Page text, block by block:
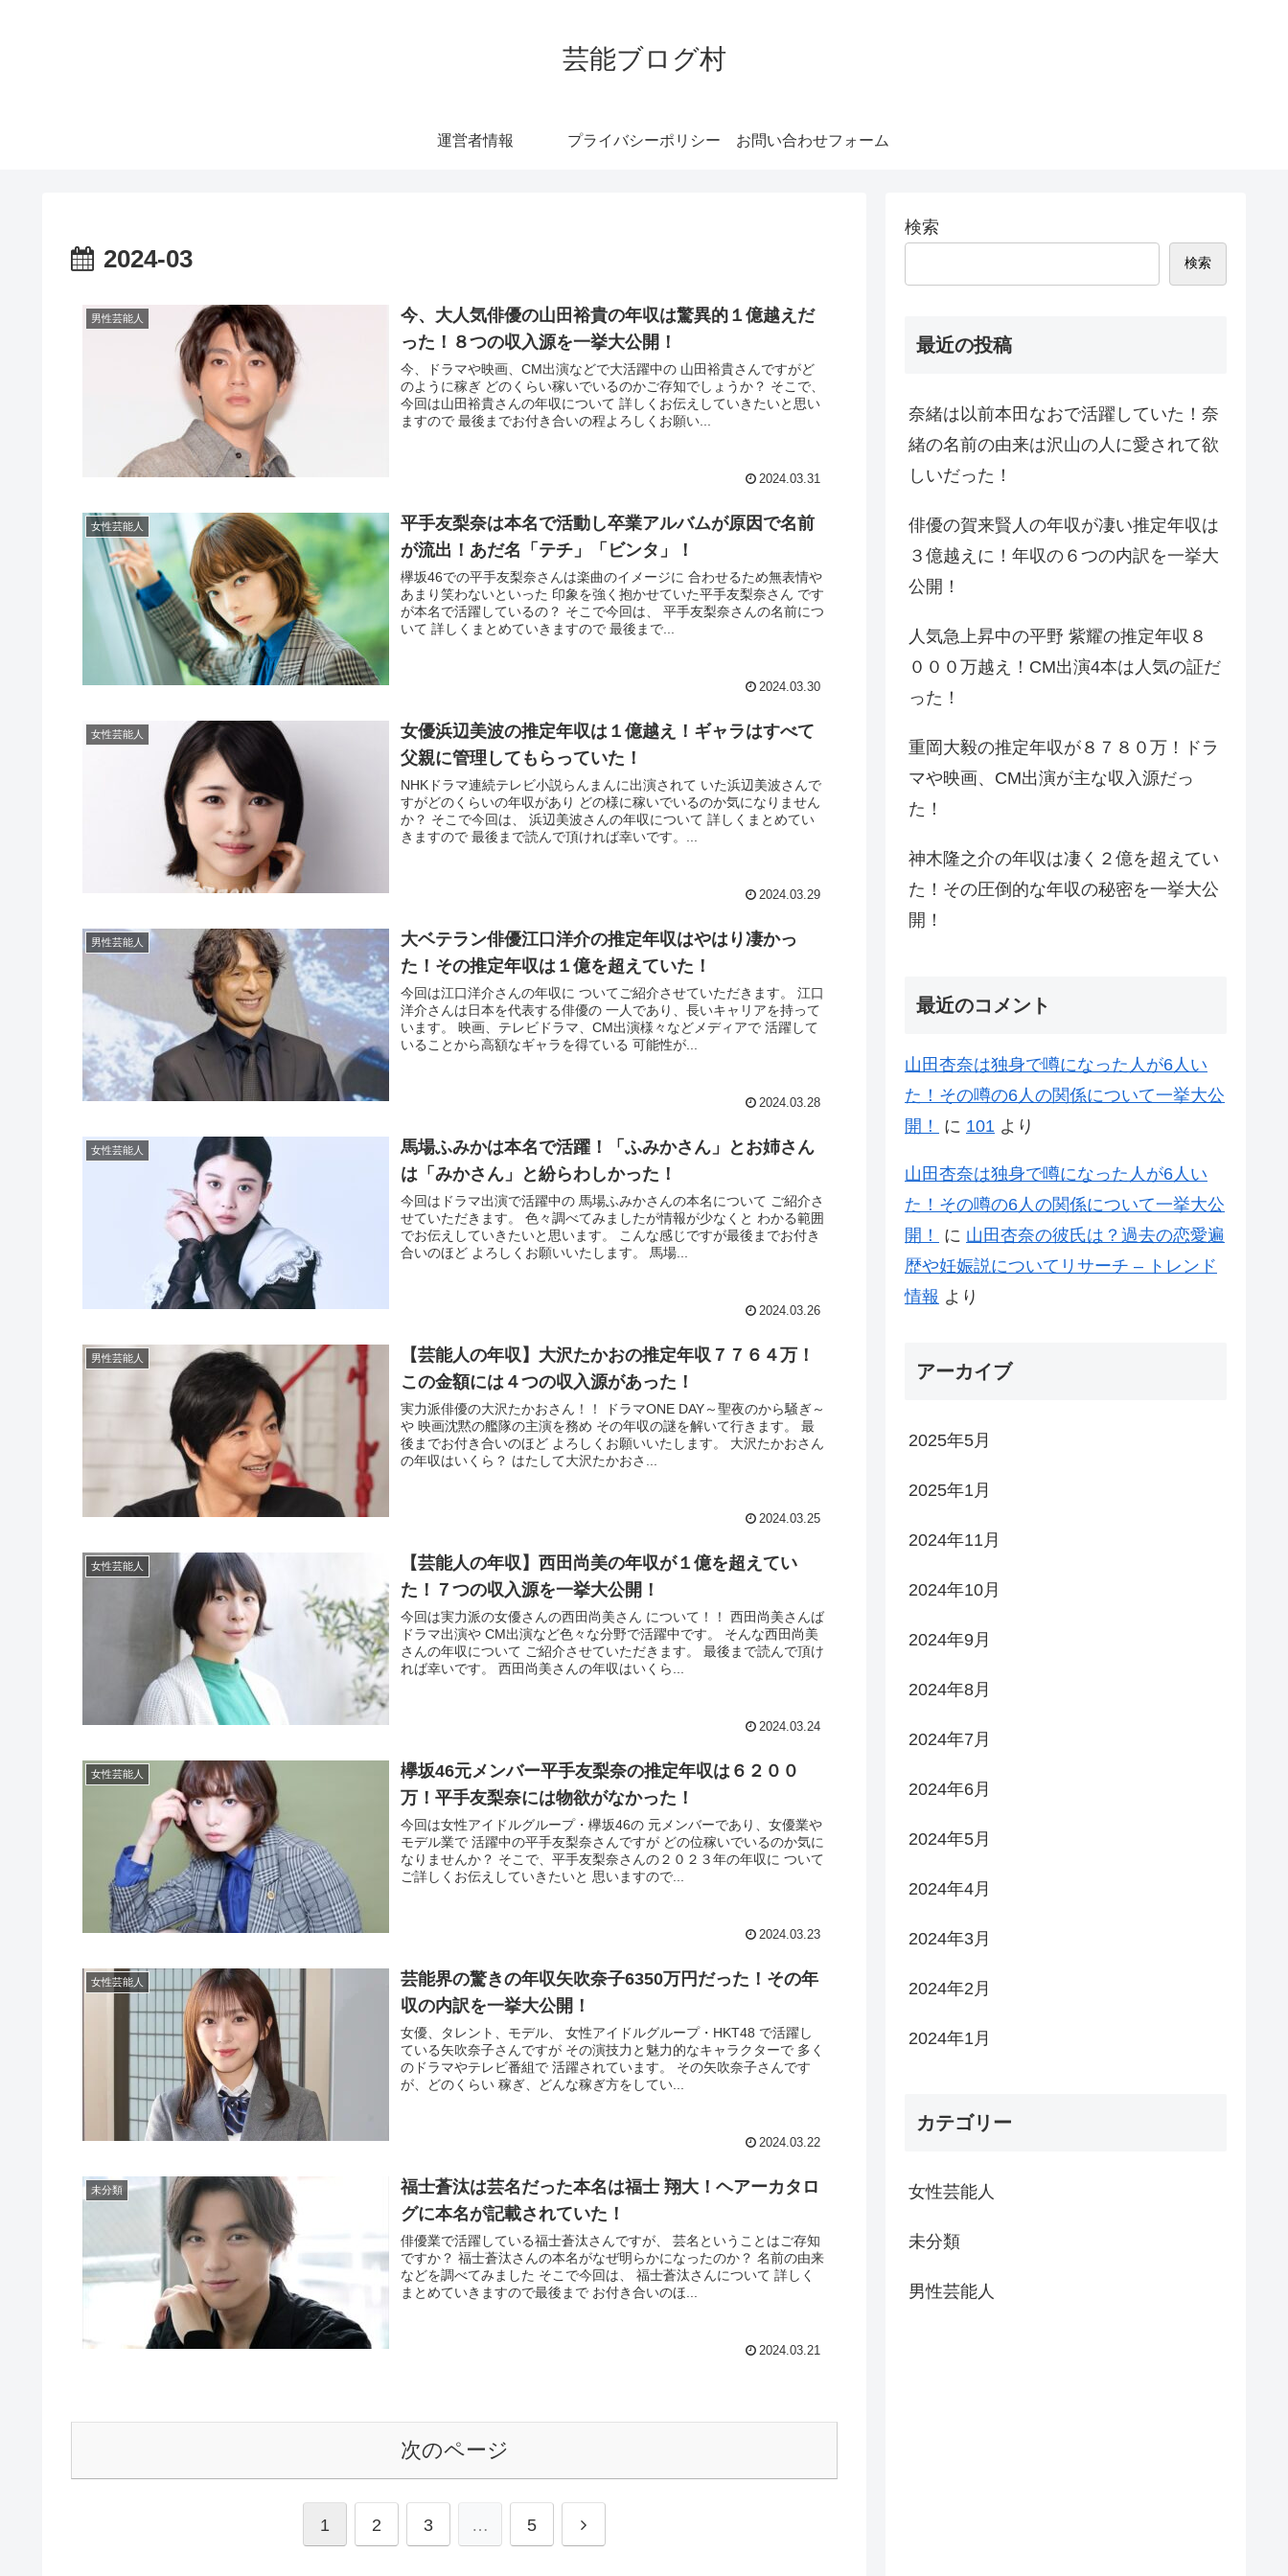
芸能ブログ村
運営者情報 プライバシーポリシー お問い合わせフォーム
2024-03
男性芸能人
今、大人気俳優の山田裕貴の年収は驚異的１億越えだ
った！８つの収入源を一挙大公開！
今、ドラマや映画、CM出演などで大活躍中の 山田裕貴さんですがど
のように稼ぎ どのくらい稼いでいるのかご存知でしょうか？ そこで、
今回は山田裕貴さんの年収について 詳しくお伝えしていきたいと思い
ますので 最後までお付き合いの程よろしくお願い...
2024.03.31
女性芸能人
平手友梨奈は本名で活動し卒業アルバムが原因で名前
が流出！あだ名「テチ」「ビンタ」！
欅坂46での平手友梨奈さんは楽曲のイメージに 合わせるため無表情や
あまり笑わないといった 印象を強く抱かせていた平手友梨奈さん です
が本名で活躍しているの？ そこで今回は、 平手友梨奈さんの名前につ
いて 詳しくまとめていきますので 最後まで...
2024.03.30
女性芸能人
女優浜辺美波の推定年収は１億越え！ギャラはすべて
父親に管理してもらっていた！
NHKドラマ連続テレビ小説らんまんに出演されて いた浜辺美波さんで
すがどのくらいの年収があり どの様に稼いでいるのか気になりません
か？ そこで今回は、 浜辺美波さんの年収について 詳しくまとめてい
きますので 最後まで読んで頂ければ幸いです。...
2024.03.29
男性芸能人
大ベテラン俳優江口洋介の推定年収はやはり凄かっ
た！その推定年収は１億を超えていた！
今回は江口洋介さんの年収に ついてご紹介させていただきます。 江口
洋介さんは日本を代表する俳優の 一人であり、長いキャリアを持って
います。 映画、テレビドラマ、CM出演様々などメディアで 活躍して
いることから高額なギャラを得ている 可能性が...
2024.03.28
女性芸能人
馬場ふみかは本名で活躍！「ふみかさん」とお姉さん
は「みかさん」と紛らわしかった！
今回はドラマ出演で活躍中の 馬場ふみかさんの本名について ご紹介さ
せていただきます。 色々調べてみましたが情報が少なくと わかる範囲
でお伝えしていきたいと思います。 こんな感じですが最後までお付き
合いのほど よろしくお願いいたします。 馬場...
2024.03.26
男性芸能人
【芸能人の年収】大沢たかおの推定年収７７６４万！
この金額には４つの収入源があった！
実力派俳優の大沢たかおさん！！ ドラマONE DAY～聖夜のから騒ぎ～
や 映画沈黙の艦隊の主演を務め その年収の謎を解いて行きます。 最
後までお付き合いのほど よろしくお願いいたします。 大沢たかおさん
の年収はいくら？ はたして大沢たかおさ...
2024.03.25
女性芸能人
【芸能人の年収】西田尚美の年収が１億を超えてい
た！７つの収入源を一挙大公開！
今回は実力派の女優さんの西田尚美さん について！！ 西田尚美さんば
ドラマ出演や CM出演など色々な分野で活躍中です。 そんな西田尚美
さんの年収について ご紹介させていただきます。 最後まで読んで頂け
れば幸いです。 西田尚美さんの年収はいくら...
2024.03.24
女性芸能人
欅坂46元メンバー平手友梨奈の推定年収は６２００
万！平手友梨奈には物欲がなかった！
今回は女性アイドルグループ・欅坂46の 元メンバーであり、女優業や
モデル業で 活躍中の平手友梨奈さんですが どの位稼いでいるのか気に
なりませんか？ そこで、平手友梨奈さんの２０２３年の年収に ついて
ご詳しくお伝えしていきたいと 思いますので...
2024.03.23
女性芸能人
芸能界の驚きの年収矢吹奈子6350万円だった！その年
収の内訳を一挙大公開！
女優、タレント、モデル、 女性アイドルグループ・HKT48 で活躍し
ている矢吹奈子さんですが その演技力と魅力的なキャラクターで 多く
のドラマやテレビ番組で 活躍されています。 その矢吹奈子さんです
が、どのくらい 稼ぎ、どんな稼ぎ方をしてい...
2024.03.22
未分類
福士蒼汰は芸名だった本名は福士 翔大！ヘアーカタロ
グに本名が記載されていた！
俳優業で活躍している福士蒼汰さんですが、 芸名ということはご存知
ですか？ 福士蒼汰さんの本名がなぜ明らかになったのか？ 名前の由来
などを調べてみました そこで今回は、 福士蒼汰さんについて 詳しく
まとめていきますので最後まで お付き合いのほ...
2024.03.21
次のページ
1 2 3 … 5 次
検索
検索
最近の投稿
奈緒は以前本田なおで活躍していた！奈
緒の名前の由来は沢山の人に愛されて欲
しいだった！
俳優の賀来賢人の年収が凄い推定年収は
３億越えに！年収の６つの内訳を一挙大
公開！
人気急上昇中の平野 紫耀の推定年収８
０００万越え！CM出演4本は人気の証だ
った！
重岡大毅の推定年収が８７８０万！ドラ
マや映画、CM出演が主な収入源だっ
た！
神木隆之介の年収は凄く２億を超えてい
た！その圧倒的な年収の秘密を一挙大公
開！
最近のコメント
山田杏奈は独身で噂になった人が6人い
た！その噂の6人の関係について一挙大公
開！
に 101 より
山田杏奈は独身で噂になった人が6人い
た！その噂の6人の関係について一挙大公
開！
に 山田杏奈の彼氏は？過去の恋愛遍
歴や妊娠説についてリサーチ – トレンド
情報 より
アーカイブ
2025年5月
2025年1月
2024年11月
2024年10月
2024年9月
2024年8月
2024年7月
2024年6月
2024年5月
2024年4月
2024年3月
2024年2月
2024年1月
カテゴリー
女性芸能人
未分類
男性芸能人